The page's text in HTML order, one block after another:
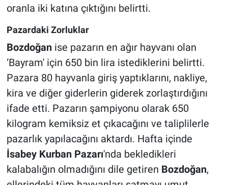
oranla iki katına çıktığını belirtti.
Pazardaki Zorluklar
Bozdoğanise pazarın en ağır hayvanı olan
‘Bayram' için 650 bin lira istediklerini belirtti.
Pazara 80 hayvanla giriş yaptıklarını, nakliye,
kira ve diğer giderlerin giderek zorlaştırdığını
ifade etti. Pazarın şampiyonu olarak 650
kilogram kemiksiz et çıkacağını ve taliplilerle
pazarlık yapılacağını aktardı. Hafta içinde
İsabey Kurban Pazarı'nda bekledikleri
kalabalığın olmadığını dile getiren Bozdoğan,